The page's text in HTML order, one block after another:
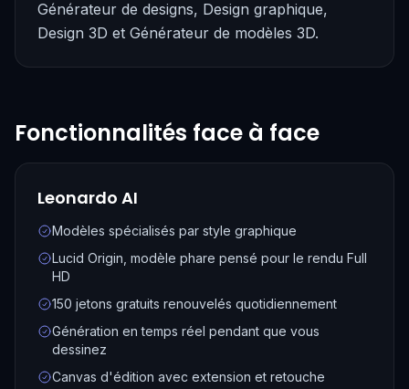
Générateur de designs, Design graphique,
Design 3D et Générateur de modèles 3D.
Fonctionnalités face à face
Leonardo AI
Modèles spécialisés par style graphique
Lucid Origin, modèle phare pensé pour le rendu Full
HD
150 jetons gratuits renouvelés quotidiennement
Génération en temps réel pendant que vous
dessinez
Canvas d'édition avec extension et retouche